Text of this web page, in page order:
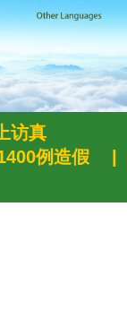
访真
例造假